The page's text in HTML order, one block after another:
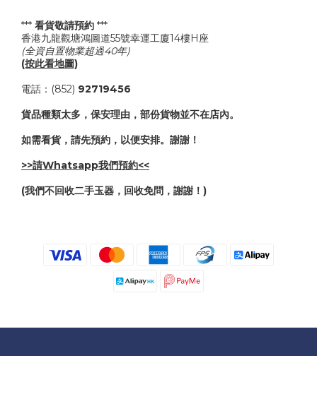
*** 看貨敬請預約 ***
香港九龍觀塘鴻圖道55號幸運工廈14樓H座
(全資自置物業超過40年)
(按此看地圖)
電話：(852) 92719456
貨品種類太多，保安理由，部份貨物並不在店內。
如需看貨，請先預約，以便安排。謝謝！
>>請Whatsapp我們預約<<
(我們不回收二手玉器，回收免問，謝謝！)